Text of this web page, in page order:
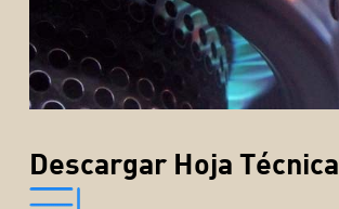
Descargar Hoja Técnica